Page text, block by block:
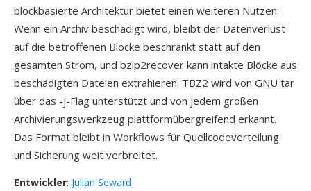
blockbasierte Architektur bietet einen weiteren Nutzen:
Wenn ein Archiv beschädigt wird, bleibt der Datenverlust
auf die betroffenen Blöcke beschränkt statt auf den
gesamten Strom, und bzip2recover kann intakte Blöcke aus
beschädigten Dateien extrahieren. TBZ2 wird von GNU tar
über das -j-Flag unterstützt und von jedem großen
Archivierungswerkzeug plattformübergreifend erkannt.
Das Format bleibt in Workflows für Quellcodeverteilung
und Sicherung weit verbreitet.
Entwickler: Julian Seward